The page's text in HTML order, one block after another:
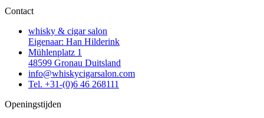
Contact
whisky & cigar salon
Eigenaar: Han Hilderink
Mühlenplatz 1
48599 Gronau Duitsland
info@whiskycigarsalon.com
Tel. +31-(0)6 46 268111
Openingstijden